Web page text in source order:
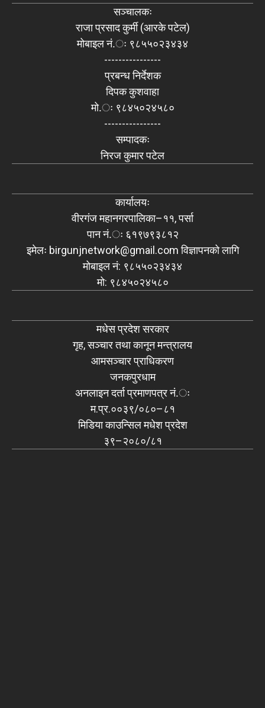
सञ्चालकः
राजा प्रसाद कुर्मी (आरके पटेल)
मोबाइल नं.ः ९८५५०२३४३४
----------------
प्रबन्ध निर्देशक
दिपक कुशवाहा
मो.ः ९८४५०२४५८०
----------------
सम्पादकः
निरज कुमार पटेल
कार्यालयः
वीरगंज महानगरपालिका–११, पर्सा
पान नं.ः ६१९७९३८१२
इमेलः birgunjnetwork@gmail.comविज्ञापनको लागि
मोबाइल नं: ९८५५०२३४३४
मो: ९८४५०२४५८०
मधेस प्रदेश सरकार
गृह, सञ्चार तथा कानून मन्त्रालय
आमसञ्चार प्राधिकरण
जनकपुरधाम
अनलाइन दर्ता प्रमाणपत्र नं.ः
म.प्र.००३९/०८०–८१
मिडिया काउन्सिल मधेश प्रदेश
३९–२०८०/८१